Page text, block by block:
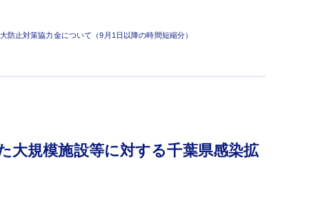
止対策協力金について（9月1日以降の時間短縮分）
大規模施設等に対する千葉県感染拡